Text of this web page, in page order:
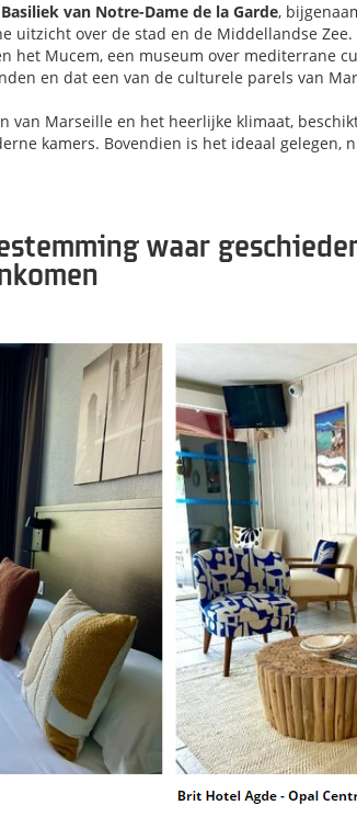
Basiliek van Notre-Dame de la Garde,
uitzicht over de stad en de Middellandse Zee.
het Mucem, een museum over mediterrane
en dat een van de culturele parels van
van Marseille en het heerlijke klimaat,
kamers. Bovendien is het ideaal gelegen,
waar